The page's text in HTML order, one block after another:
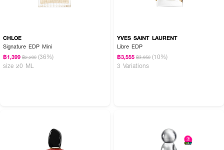
How To Use :
สเปรย์ลงบนผิวเน้นบริเวณที่เป็นจุดชีพจร ด้านข้างลำคอและข้อมือทั้งสองข้าง
CHLOE
Signature EDP Mini
฿1,399 ฿2,200 (36%)
size 20 ML
YVES SAINT LAURENT
Libre EDP
฿3,555 ฿3,950 (10%)
3 Variations